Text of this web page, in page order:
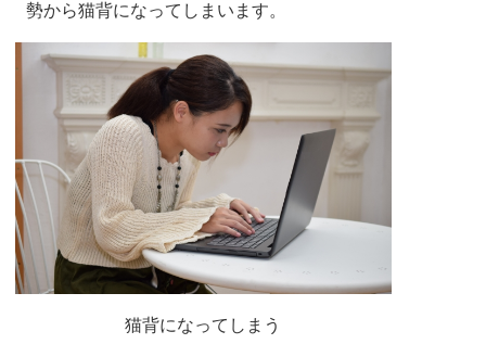
勢から猫背になってしまいます。
猫背になってしまう